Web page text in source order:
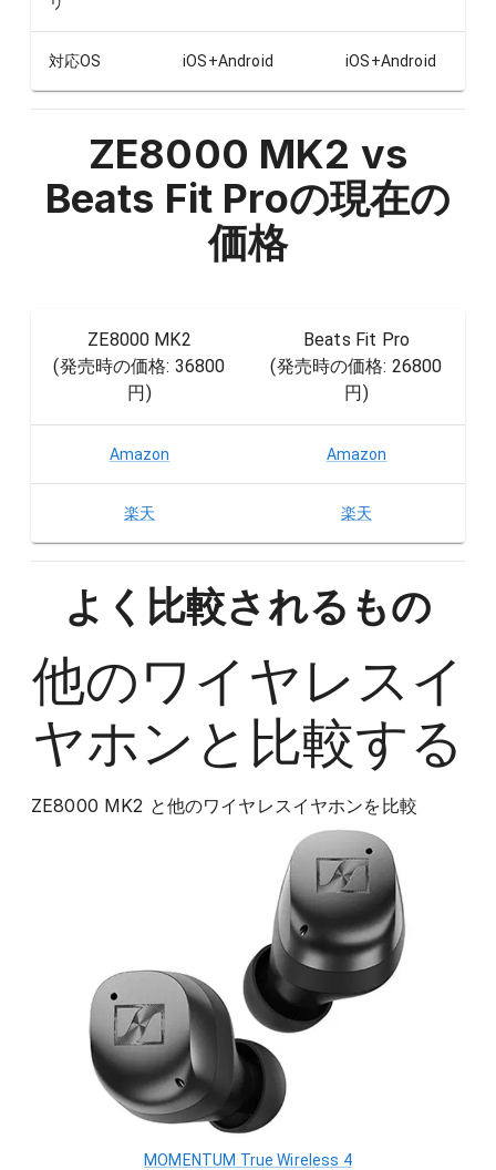
対応OS iOS+Android iOS+Android
ZE8000 MK2 vs
Beats Fit Proの現在の
価格
ZE8000 MK2
(発売時の価格: 36800
円)
Beats Fit Pro
(発売時の価格: 26800
円)
Amazon Amazon
楽天 楽天
よく比較されるもの
他のワイヤレスイ
ヤホン と比較する
ZE8000 MK2 と他のワイヤレスイヤホンを比較
MOMENTUM True Wireless 4